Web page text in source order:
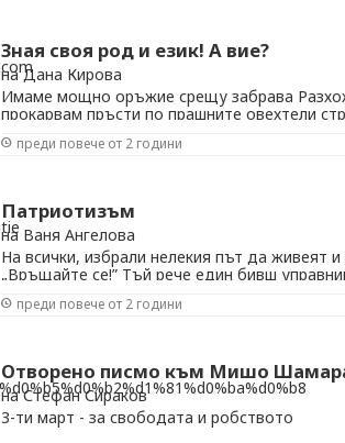
Зная своя род и език! А вие?
на Дана Кирова
Имаме мощно оръжие срещу забрава
прокарвам пръсти по прашните овехтели
наша и… забравена. Библиотекарката ми
преди повече от 2 години
Патриотизъм
на Ваня Ангелова
На всички, избрали нелекия път да живеят
„Връщайте се!” Тъй рече един бивш
година на демократичния преход у нас.
преди повече от 2 години
Отворено писмо към Мишо
на Стефан Сираков
3-ти март - за свободата и робството